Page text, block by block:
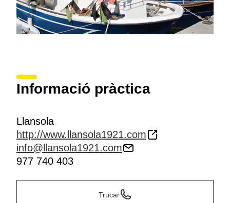
Informació pràctica
Llansola
http://www.llansola1921.com
info@llansola1921.com
977 740 403
Trucar